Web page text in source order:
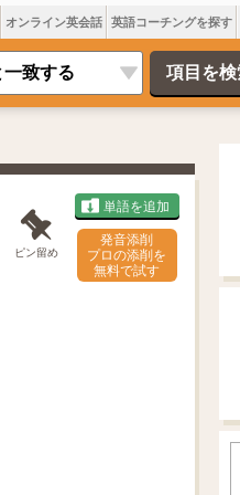
オンライン英会話 英語コーチングを探す
ピン留め
単語を追加
発音添削
プロの添削を
無料で試す